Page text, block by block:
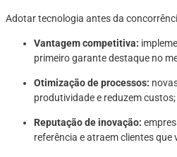
Adotar tecnologia antes da
Vantagem competitiva:
primeiro garante destaque no
Otimização de processos:
produtividade e reduzem custos;
Reputação de inovação:
referência e atraem clientes